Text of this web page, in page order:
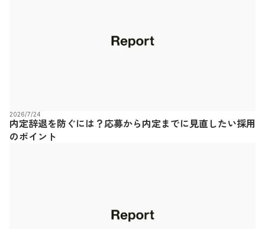
2026/7/24
内定辞退を防ぐには？応募から内定までに見直したい採用
のポイント